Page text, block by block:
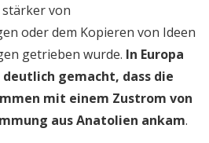
von
oder dem Kopieren von Ideen
getrieben wurde. In Europa
deutlich gemacht, dass die
mit einem Zustrom von
aus Anatolien ankam.